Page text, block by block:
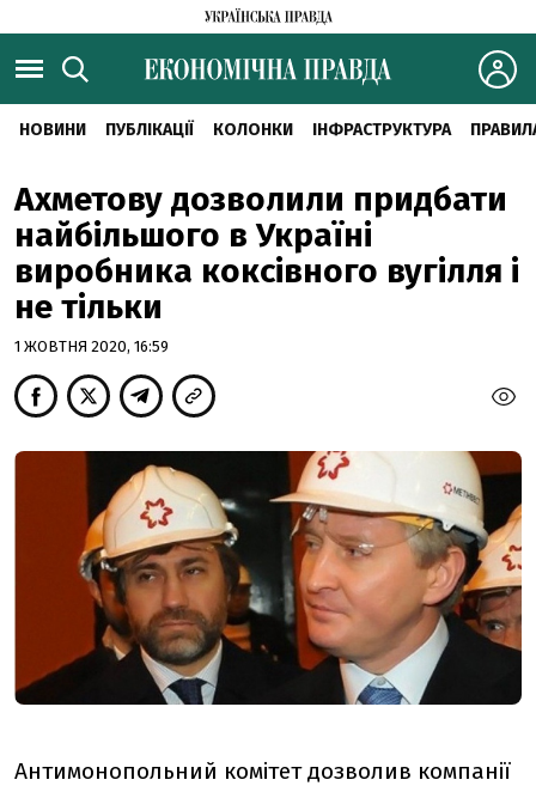
НОВИНИ ПУБЛІКАЦІЇ КОЛОНКИ ІНФРАСТРУКТУРА
Ахметову дозволили придбати
найбільшого в Україні
виробника коксівного вугілля і
не тільки
1 ЖОВТНЯ 2020, 16:59
Антимонопольний комітет дозволив компанії